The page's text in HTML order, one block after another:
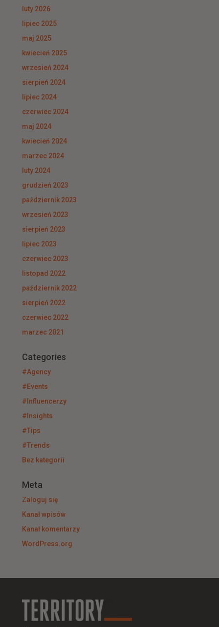
luty 2026
lipiec 2025
maj 2025
kwiecień 2025
wrzesień 2024
sierpień 2024
lipiec 2024
czerwiec 2024
maj 2024
kwiecień 2024
marzec 2024
luty 2024
grudzień 2023
październik 2023
wrzesień 2023
sierpień 2023
lipiec 2023
czerwiec 2023
listopad 2022
październik 2022
sierpień 2022
czerwiec 2022
marzec 2021
Categories
#Agency
#Events
#Influencerzy
#Insights
#Tips
#Trends
Bez kategorii
Meta
Zaloguj się
Kanał wpisów
Kanał komentarzy
WordPress.org